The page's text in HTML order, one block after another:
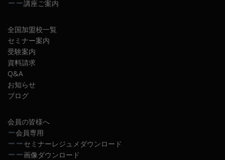
講座ご案内
全国加盟校一覧
セミナー案内
受験案内
資料請求
Q&A
お知らせ
ブログ
会員の皆様へ
会員専用
セミナーレジュメダウンロード
画像ダウンロード